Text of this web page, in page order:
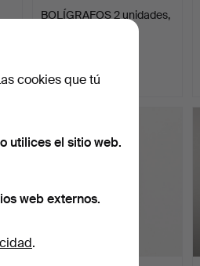
BOLÍGRAFOS 2 unidades,
22 USD
cookies que tú
utilices el sitio web.
web externos.
.